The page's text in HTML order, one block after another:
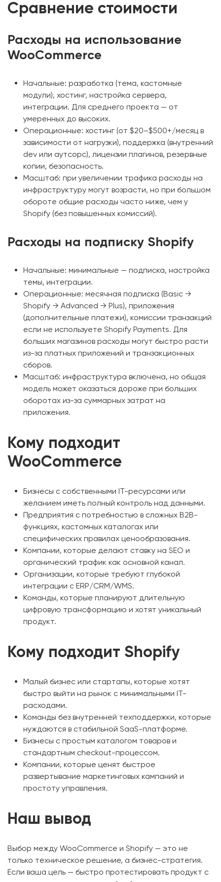
Сравнение стоимости
Расходы на использование
WooCommerce
Начальные: разработка (тема, кастомные
модули), хостинг, настройка сервера,
интеграции. Для среднего проекта — от
умеренных до высоких.
Операционные: хостинг (от $20–$500+/месяц в
зависимости от нагрузки), поддержка (внутренний
dev или аутсорс), лицензии плагинов, резервные
копии, безопасность.
Масштаб: при увеличении трафика расходы на
инфраструктуру могут возрасти, но при большом
обороте общие расходы часто ниже, чем у
Shopify (без повышенных комиссий).
Расходы на подписку Shopify
Начальные: минимальные — подписка, настройка
темы, интеграции.
Операционные: месячная подписка (Basic →
Shopify → Advanced → Plus), приложения
(дополнительные платежи), комиссии транзакций
если не используете Shopify Payments. Для
больших магазинов расходы могут быстро расти
из-за платных приложений и транзакционных
сборов.
Масштаб: инфраструктура включена, но общая
модель может оказаться дороже при больших
оборотах из-за суммарных затрат на
приложения.
Кому подходит
WooCommerce
Бизнесы с собственными IT-ресурсами или
желанием иметь полный контроль над данными.
Предприятия с потребностью в сложных B2B-
функциях, кастомных каталогах или
специфических правилах ценообразования.
Компании, которые делают ставку на SEO и
органический трафик как основной канал.
Организации, которые требуют глубокой
интеграции с ERP/CRM/WMS.
Команды, которые планируют длительную
цифровую трансформацию и хотят уникальный
продукт.
Кому подходит Shopify
Малый бизнес или стартапы, которые хотят
быстро выйти на рынок с минимальными IT-
расходами.
Команды без внутренней техподдержки, которые
нуждаются в стабильной SaaS-платформе.
Бизнесы с простым каталогом товаров и
стандартным checkout-процессом.
Компании, которые ценят быстрое
развертывание маркетинговых кампаний и
простоту управления.
Наш вывод
Выбор между WooCommerce и Shopify — это не
только техническое решение, а бизнес-стратегия.
Если ваша цель — быстро протестировать продукт с